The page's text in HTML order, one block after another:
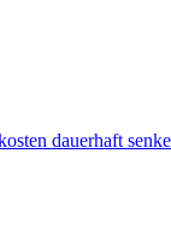
dauerhaft